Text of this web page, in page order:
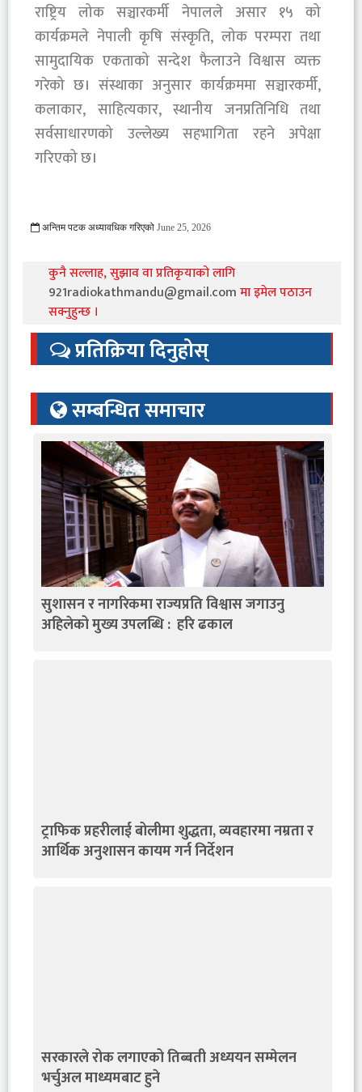
राष्ट्रिय लोक सञ्चारकर्मी नेपालले असार १५ को
कार्यक्रमले नेपाली कृषि संस्कृति, लोक परम्परा तथा
सामुदायिक एकताको सन्देश फैलाउने विश्वास व्यक्त
गरेको छ। संस्थाका अनुसार कार्यक्रममा सञ्चारकर्मी,
कलाकार, साहित्यकार, स्थानीय जनप्रतिनिधि तथा
सर्वसाधारणको उल्लेख्य सहभागिता रहने अपेक्षा
गरिएको छ।
अन्तिम पटक अध्यावधिक गरिएको June 25, 2026
कुनै सल्लाह, सुझाव वा प्रतिकृयाको लागि
921radiokathmandu@gmail.comमा इमेल पठाउन
सक्नुहुन्छ ।
प्रतिक्रिया दिनुहोस्
सम्बन्धित समाचार
सुशासन र नागरिकमा राज्यप्रति विश्वास जगाउनु
अहिलेको मुख्य उपलब्धि : हरि ढकाल
ट्राफिक प्रहरीलाई बोलीमा शुद्धता, व्यवहारमा नम्रता र
आर्थिक अनुशासन कायम गर्न निर्देशन
सरकारले रोक लगाएको तिब्बती अध्ययन सम्मेलन
भर्चुअल माध्यमबाट हुने